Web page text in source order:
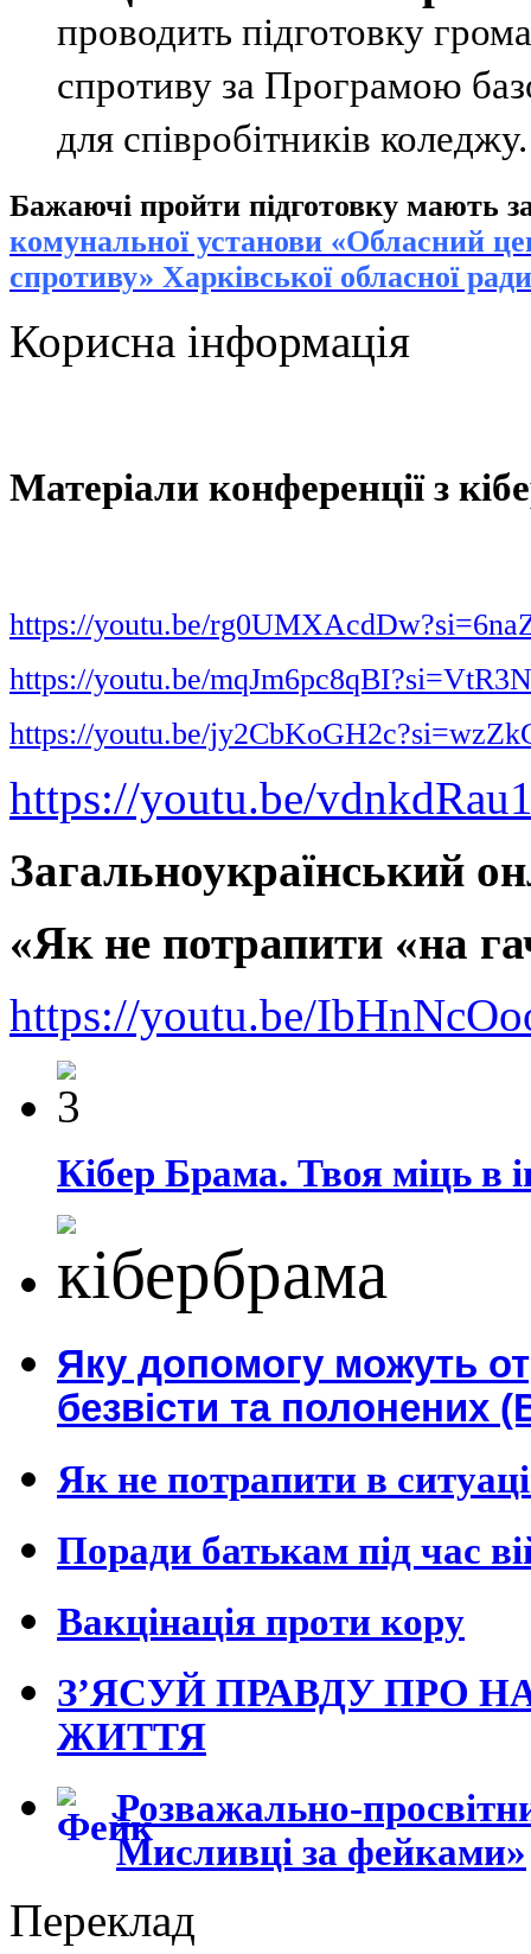
проводить підготовку
спротиву за Програмою
для співробітників
Бажаючі пройти підготовку мають
комунальної установи «Обласний
спротиву» Харківської обласної
Корисна інформація
Матеріали конференції з
https://youtu.be/
https://youtu.be/
https://youtu.be/
https://youtu.be/
Загальноукраїнський
«Як не потрапити «на
https://youtu.be/
Кібер Брама. Твоя міць в
Яку допомогу можуть
безвісти та полонених
Як не потрапити в
Поради батькам під час
Вакцінація проти кору
З’ЯСУЙ ПРАВДУ ПРО
ЖИТТЯ
Розважально-
Мисливці за фейками»
Переклад